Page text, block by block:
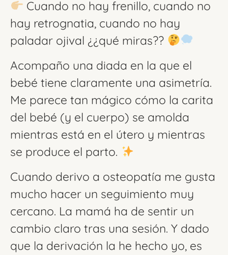
Cuando no hay frenillo, cuando no
hay retrognatia, cuando no hay
paladar ojival ¿¿qué miras??
Acompaño una diada en la que el
bebé tiene claramente una asimetría.
Me parece tan mágico cómo la carita
del bebé (y el cuerpo) se amolda
mientras está en el útero y mientras
se produce el parto.
Cuando derivo a osteopatía me gusta
mucho hacer un seguimiento muy
cercano. La mamá ha de sentir un
cambio claro tras una sesión. Y dado
que la derivación la he hecho yo, es